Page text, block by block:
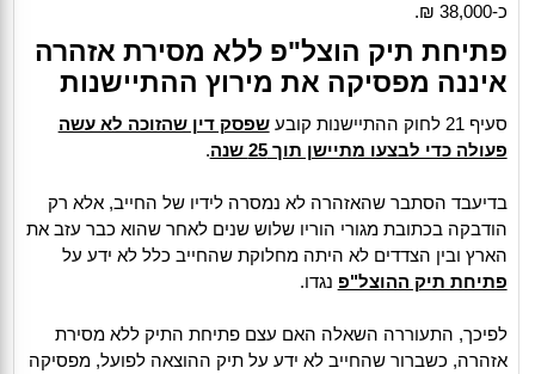
כ-38,000 ₪.
פתיחת תיק הוצל"פ ללא מסירת אזהרה
איננה מפסיקה את מירוץ ההתיישנות
סעיף 21 לחוק ההתיישנות קובע
שפסק דין שהזוכה לא עשה
פעולה כדי לבצעו מתיישן תוך 25 שנה
.
בדיעבד הסתבר שהאזהרה לא נמסרה לידיו של החייב, אלא רק
הודבקה בכתובת מגורי הוריו שלוש שנים לאחר שהוא כבר עזב את
הארץ ובין הצדדים לא היתה מחלוקת שהחייב כלל לא ידע על
פתיחת תיק ההוצל"פ נגדו.
לפיכך, התעוררה השאלה האם עצם פתיחת התיק ללא מסירת
אזהרה, כשברור שהחייב לא ידע על תיק ההוצאה לפועל, מפסיקה